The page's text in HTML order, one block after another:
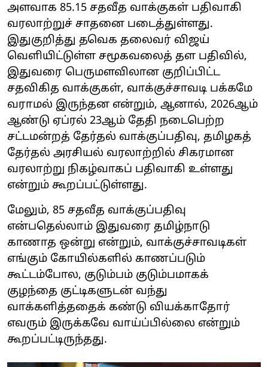
அளவாக 85.15 சதவீத வாக்குகள் பதிவாகி
வரலாற்றுச் சாதனை படைத்துள்ளது.
இதுகுறித்து தவெக தலைவர் விஜய்
வெளியிட்டுள்ள சமூகவலைத் தள பதிவில்,
இதுவரை பெருமளவிலான குறிப்பிட்ட
சதவிகித வாக்குகள், வாக்குச்சாவடி பக்கமே
வராமல் இருந்தன என்றும், ஆனால், 2026ஆம்
ஆண்டு ஏப்ரல் 23ஆம் தேதி நடைபெற்ற
சட்டமன்றத் தேர்தல் வாக்குப்பதிவு, தமிழகத்
தேர்தல் அரசியல் வரலாற்றில் சிகரமான
வரலாற்று நிகழ்வாகப் பதிவாகி உள்ளது
என்றும் கூறப்பட்டுள்ளது.
மேலும், 85 சதவீத வாக்குப்பதிவு
என்பதெல்லாம் இதுவரை தமிழ்நாடு
காணாத ஒன்று என்றும், வாக்குச்சாவடிகள்
எங்கும் கோயில்களில் காணப்படும்
கூட்டம்போல, குடும்பம் குடும்பமாகக்
குழந்தை குட்டிகளுடன் வந்து
வாக்களித்ததைக் கண்டு வியக்காதோர்
எவரும் இருக்கவே வாய்ப்பில்லை என்றும்
கூறப்பட்டிருந்தது.